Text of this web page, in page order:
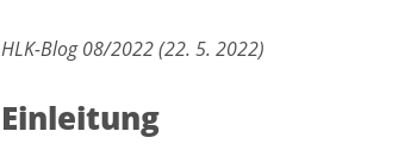
HLK-Blog 08/2022 (22. 5. 2022)
Einleitung